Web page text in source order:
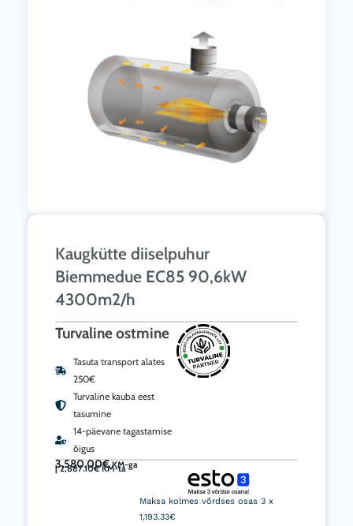
Kaugkütte diiselpuhur
Biemmedue EC85 90,6kW
4300m2/h
Turvaline ostmine
Tasuta transport alates
250€
Turvaline kauba eest
tasumine
14-päevane tagastamise
õigus
3,580.00€ KM-ga
|2,887.10€KM-ta
Maksa kolmes võrdses osas 3 x
1,193.33€
Kaugkütte
diiselpuhur
Biemmedue